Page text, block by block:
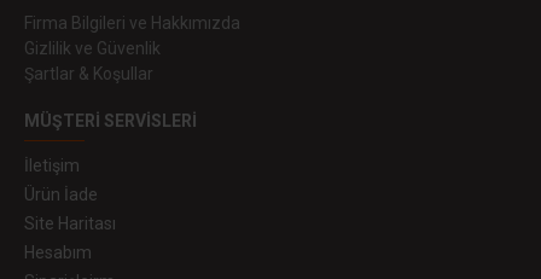
Firma Bilgileri ve Hakkımızda
Gizlilik ve Güvenlik
Şartlar & Koşullar
MÜŞTERI SERVISLERI
İletişim
Ürün İade
Site Haritası
Hesabım